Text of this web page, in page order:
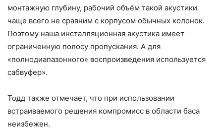
монтажную глубину, рабочий объём такой акустики
чаще всего не сравним с корпусом обычных колонок.
Поэтому наша инсталляционная акустика имеет
ограниченную полосу пропускания. А для
«полнодиапазонного» воспроизведения используется
сабвуфер».
Тодд также отмечает, что при использовании
встраиваемого решения компромисс в области баса
неизбежен.